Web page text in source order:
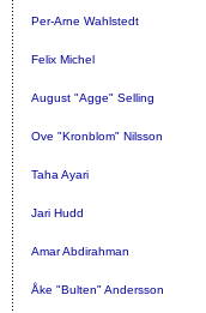
Per-Arne Wahlstedt
Felix Michel
August "Agge" Selling
Ove "Kronblom" Nilsson
Taha Ayari
Jari Hudd
Amar Abdirahman
Åke "Bulten" Andersson